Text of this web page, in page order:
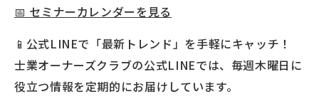
📅 セミナーカレンダーを見る
📱公式LINEで「最新トレンド」を手軽にキャッチ！
士業オーナーズクラブの公式LINEでは、毎週木曜日に
役立つ情報を定期的にお届けしています。